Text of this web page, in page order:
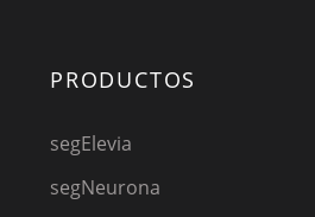
PRODUCTOS
segElevia
segNeurona